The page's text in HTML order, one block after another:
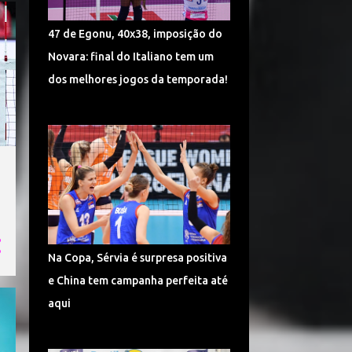
TURQUIA VÔLEI DÍNAMO KAZAN
MUNDIAL DE VÔLEI 2018
CEV CHAMPIONS LEAGUE
CORÉIA DO SUL
SUPERLIGA 2017/2018
CAMPONESA MINAS POLÔNIA
SÉRVIA VÔLEI
SUPERLIGA FEMININA DE VÔLEI
ITAMBÉ MINAS
47 de Egonu, 40x38, imposição do
Novara: final do Italiano tem um
dos melhores jogos da temporada!
Na Copa, Sérvia é surpresa positiva
e China tem campanha perfeita até
aqui